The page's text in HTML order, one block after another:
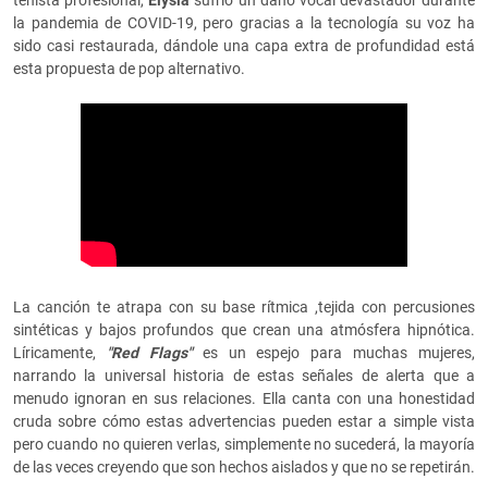
la pandemia de COVID-19, pero gracias a la tecnología su voz ha
sido casi restaurada, dándole una capa extra de profundidad está
esta propuesta de pop alternativo.
La canción te atrapa con su base rítmica ,tejida con percusiones
sintéticas y bajos profundos que crean una atmósfera hipnótica.
Líricamente,
"Red Flags"es un espejo para muchas mujeres,
narrando la universal historia de estas señales de alerta que a
menudo ignoran en sus relaciones. Ella canta con una honestidad
cruda sobre cómo estas advertencias pueden estar a simple vista
pero cuando no quieren verlas, simplemente no sucederá, la mayoría
de las veces creyendo que son hechos aislados y que no se repetirán.